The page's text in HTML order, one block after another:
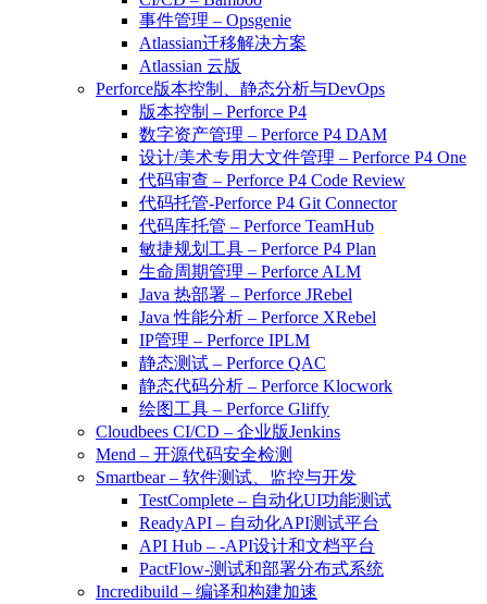
事件管理 – Opsgenie
Atlassian迁移解决方案
Atlassian 云版
Perforce版本控制、静态分析与DevOps
版本控制 – Perforce P4
数字资产管理 – Perforce P4 DAM
设计/美术专用大文件管理 – Perforce P4 One
代码审查 – Perforce P4 Code Review
代码托管-Perforce P4 Git Connector
代码库托管 – Perforce TeamHub
敏捷规划工具 – Perforce P4 Plan
生命周期管理 – Perforce ALM
Java 热部署 – Perforce JRebel
Java 性能分析 – Perforce XRebel
IP管理 – Perforce IPLM
静态测试 – Perforce QAC
静态代码分析 – Perforce Klocwork
绘图工具 – Perforce Gliffy
Cloudbees CI/CD – 企业版Jenkins
Mend – 开源代码安全检测
Smartbear – 软件测试、监控与开发
TestComplete – 自动化UI功能测试
ReadyAPI – 自动化API测试平台
API Hub – -API设计和文档平台
PactFlow-测试和部署分布式系统
Incredibuild – 编译和构建加速